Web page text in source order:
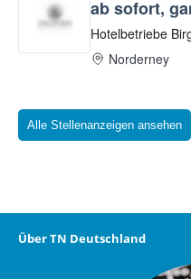
Alle Stellenanzeigen ansehen
Über TN Deutschland